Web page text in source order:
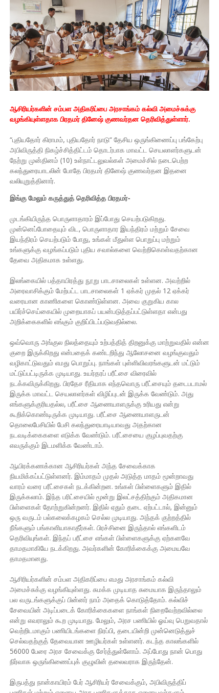
ஆசிரியர்களின் சம்பள அதிகரிப்பை அரசாங்கம் கல்வி அமைச்சுக்கு
வழங்கியுள்ளதாக பிரதமர் தினேஷ் குணவர்தன தெரிவித்துள்ளார்.
“புதியதோர் கிராமம், புதியதோர் நாடு“ தேசிய ஒருங்கிணைப்பு பங்கேற்பு
அபிவிருத்தி நிகழ்ச்சித்திட்டம் தொடர்பாக மாவட்ட செயலாளர்களுடன்
நேற்று முன்தினம் (10) உள்நாட்டலுவல்கள் அமைச்சில் நடைபெற்ற
கலந்துரையாடலின் போதே பிரதமர் தினேஷ் குணவர்தன இதனை
வலியுறுத்தினார்.
இங்கு மேலும் கருத்துத் தெரிவித்த பிரதமர்-
முடங்கியிருந்த பொருளாதாரம் இப்போது செயற்படுகிறது.
முன்னெப்போதையும் விட, பொருளாதார இயந்திரம் மற்றும் சேவை
இயந்திரம் செயற்படும் போது, உங்கள் மீதுள்ள பொறுப்பு மற்றும்
உங்களுக்கு வழங்கப்படும் புதிய சவால்களை வெற்றிகொள்வதற்கான
தேவை அதிகமாக உள்ளது.
இலங்கையில் பத்தாயிரத்து நூறு பாடசாலைகள் உள்ளன. அவற்றில்
அரைவாசிக்கும் மேற்பட்ட பாடசாலைகள் 1 ஏக்கர் முதல் 12 ஏக்கர்
வரையான காணிகளை கொண்டுள்ளன. அவை குறுகிய கால
பயிர்ச்செய்கையில் முறையாகப் பயன்படுத்தப்பட்டுள்ளதா என்பது
அறிக்கைகளில் எங்கும் குறிப்பிடப்படுவதில்லை.
ஒவ்வொரு அங்குல நிலத்தையும் உற்பத்தித் திறனுக்கு மாற்றுவதில் என்ன
குறை இருக்கிறது என்பதைக் கண்டறிந்து ஆலோசனை வழங்குவதும்
வழிகாட்டுவதும் எமது பொறுப்பு. நாங்கள் புள்ளிவிவரங்களுடன் மட்டும்
மட்டுப்பட்டிருக்க முடியாது. உயர்தரப் பரீட்சை விரைவில்
நடக்கவிருக்கிறது. பிரதேச ரீதியாக எந்தவொரு பரீட்சையும் தடைபடாமல்
இருக்க மாவட்ட செயலாளர்கள் விழிப்புடன் இருக்க வேண்டும். அது
எங்களுக்குரியதல்ல, பரீட்சை ஆணையாளருக்கு உரியது என்று
கூறிக்கொண்டிருக்க முடியாது. பரீட்சை ஆணையாளருடன்
தொலைபேசியில் பேசி கலந்துரையாடியாவது அதற்கான
நடவடிக்கைகளை எடுக்க வேண்டும். பரீட்சையை குழப்புவதற்கு
எவருக்கும் இடமளிக்க வேண்டாம்.
ஆயிரக்கணக்கான ஆசிரியர்கள் அந்த சேவைக்காக
நியமிக்கப்பட்டுள்ளனர். இம்மாதம் முதல் அடுத்த மாதம் மூன்றாவது
வாரம் வரை பரீட்சைகள் நடக்கின்றன. உங்கள் பிள்ளைகளும் இதில்
இருக்கலாம். இந்த பரிட்சையில் மூன்று இலட்சத்திற்கும் அதிகமான
பிள்ளைகள் தோற்றுகின்றனர். இதில் ஏதும் தடை ஏற்பட்டால், இன்னும்
ஒரு வருடம் பல்கலைக்கழகம் செல்ல முடியாது. அந்தக் குற்றத்தில்
நீங்களும் பங்காளியாகாதீர்கள். பிரச்சினை இருந்தால் எங்களிடம்
தெரிவியுங்கள். இந்தப் பரீட்சை எங்கள் பிள்ளைகளுக்கு ஏற்கனவே
தாமதமாகியே நடக்கிறது. அவர்களின் கோரிக்கைக்கு அமையவே
தாமதமானது.
ஆசிரியர்களின் சம்பள அதிகரிப்பை எமது அரசாங்கம் கல்வி
அமைச்சுக்கு வழங்கியுள்ளது. சுமக்க முடியாத சுமையாக இருந்தாலும்
பல வருடங்களுக்குப் பின்னர் நாம் அதைக் கொடுத்தோம். கல்விச்
சேவையின் அடிப்படைக் கோரிக்கைகளை நாங்கள் நிறைவேற்றவில்லை
என்று எவராலும் கூற முடியாது. மேலும், அரச பணியில் ஓய்வு பெறுவதால்
வெற்றிடமாகும் பணியிடங்களை நிரப்பி, தடையின்றி முன்னெடுத்துச்
செல்வதற்குத் தேவையான ஊழியர்கள் உள்ளனர். கடந்த காலங்களில்
56000 பேரை அரச சேவைக்கு சேர்த்துள்ளோம். அப்போது நான் பொது
நிர்வாக ஒருங்கிணைப்புக் குழுவின் தலைவராக இருந்தேன்.
இருபத்து நான்காயிரம் பேர் ஆசிரியர் சேவைக்கும், அபிவிருத்திப்